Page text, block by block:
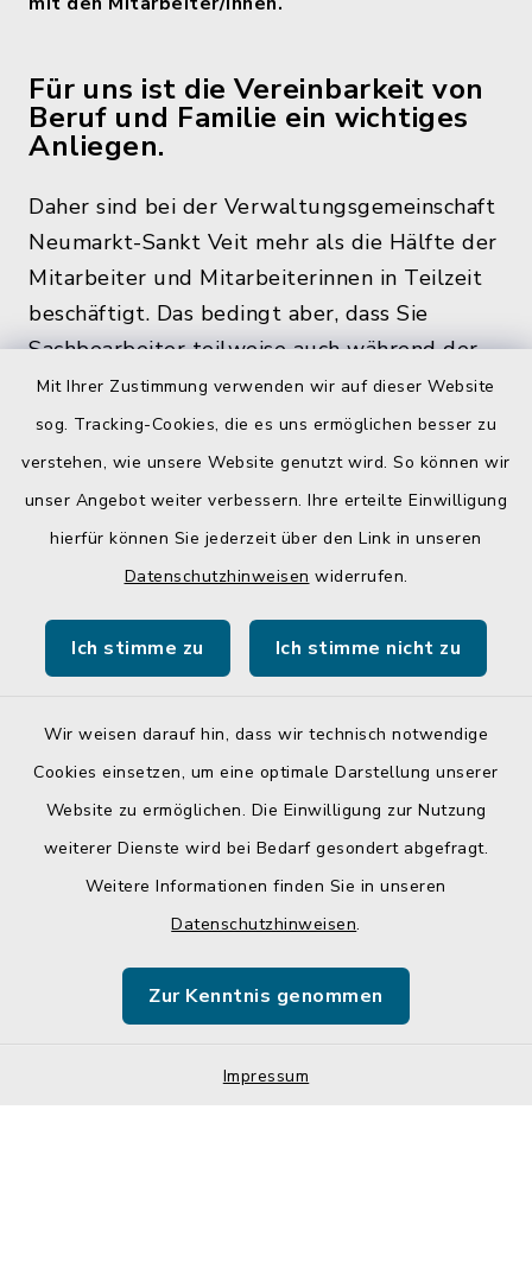
Mit Ihrer Zustimmung verwenden wir auf dieser Website
sog. Tracking-Cookies, die es uns ermöglichen besser zu
verstehen, wie unsere Website genutzt wird. So können wir
unser Angebot weiter verbessern. Ihre erteilte Einwilligung
hierfür können Sie jederzeit über den Link in unseren
Datenschutzhinweisen widerrufen.
Ich stimme zu Ich stimme nicht zu
Wir weisen darauf hin, dass wir technisch notwendige
Cookies einsetzen, um eine optimale Darstellung unserer
Website zu ermöglichen. Die Einwilligung zur Nutzung
weiterer Dienste wird bei Bedarf gesondert abgefragt.
Weitere Informationen finden Sie in unseren
Datenschutzhinweisen.
Zur Kenntnis genommen
Impressum
Für uns ist die Vereinbarkeit von
Beruf und Familie ein wichtiges
Anliegen.
Daher sind bei der Verwaltungsgemeinschaft
Neumarkt-Sankt Veit mehr als die Hälfte der
Mitarbeiter und Mitarbeiterinnen in Teilzeit
beschäftigt. Das bedingt aber, dass Sie
Sachbearbeiter teilweise auch während der
üblichen Bürozeiten und zu den
Öffnungszeiten, nicht im Rathaus antreffen.
Quicklinks
Landratsamt Mühldorf a. Inn
Barrierefreiheit
Sitemap